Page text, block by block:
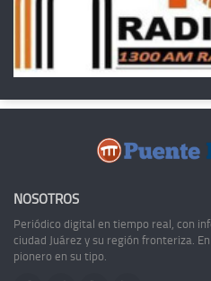
NOSOTROS
Periódico digital en tiempo real, con
ciudad Juárez y su región fronteriza.
pionero en su tipo.